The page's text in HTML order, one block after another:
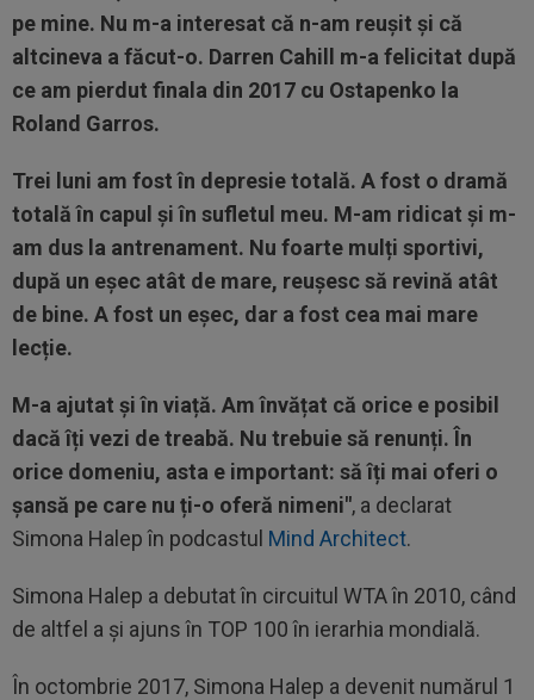
pe mine. Nu m-a interesat că n-am reușit și că
altcineva a făcut-o. Darren Cahill m-a felicitat după
ce am pierdut finala din 2017 cu Ostapenko la
Roland Garros.
Trei luni am fost în depresie totală. A fost o dramă
totală în capul și în sufletul meu. M-am ridicat și m-
am dus la antrenament. Nu foarte mulți sportivi,
după un eșec atât de mare, reușesc să revină atât
de bine. A fost un eșec, dar a fost cea mai mare
lecție.
M-a ajutat și în viață. Am învățat că orice e posibil
dacă îți vezi de treabă. Nu trebuie să renunți. În
orice domeniu, asta e important: să îți mai oferi o
șansă pe care nu ți-o oferă nimeni", a declarat
Simona Halep în podcastul Mind Architect.
Simona Halep a debutat în circuitul WTA în 2010, când
de altfel a și ajuns în TOP 100 în ierarhia mondială.
În octombrie 2017, Simona Halep a devenit numărul 1